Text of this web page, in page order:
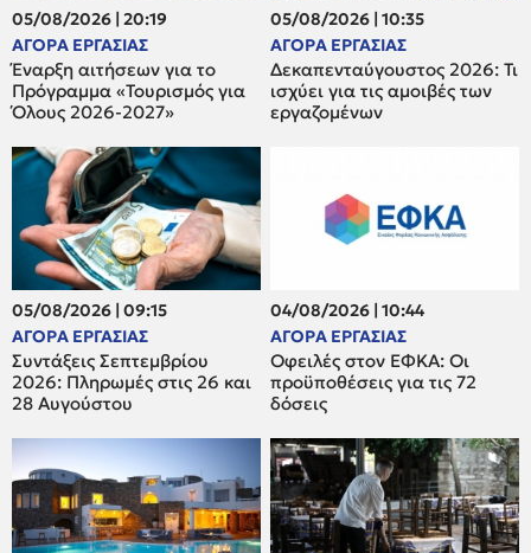
05/08/2026 | 20:19
ΑΓΟΡΑ ΕΡΓΑΣΙΑΣ
Έναρξη αιτήσεων για το
Πρόγραμμα «Τουρισμός για
Όλους 2026-2027»
05/08/2026 | 10:35
ΑΓΟΡΑ ΕΡΓΑΣΙΑΣ
Δεκαπενταύγουστος 2026: Τι
ισχύει για τις αμοιβές των
εργαζομένων
05/08/2026 | 09:15
ΑΓΟΡΑ ΕΡΓΑΣΙΑΣ
Συντάξεις Σεπτεμβρίου
2026: Πληρωμές στις 26 και
28 Αυγούστου
04/08/2026 | 10:44
ΑΓΟΡΑ ΕΡΓΑΣΙΑΣ
Οφειλές στον ΕΦΚΑ: Οι
προϋποθέσεις για τις 72
δόσεις